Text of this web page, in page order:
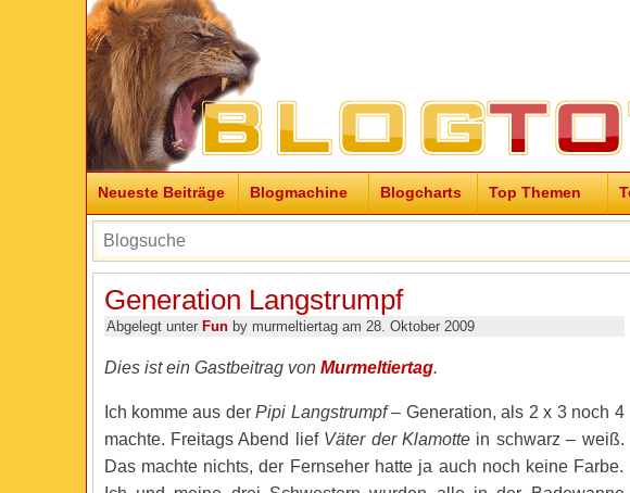
Neueste Beiträge Blogmachine Blogcharts Top Themen
Generation Langstrumpf
Abgelegt unter Funby murmeltiertag am 28. Oktober 2009
Dies ist ein Gastbeitrag von Murmeltiertag.
Ich komme aus derPipi Langstrumpf– Generation, als 2 x 3 noch 4
machte. Freitags Abend liefVäter der Klamottein schwarz – weiß.
Das machte nichts, der Fernseher hatte ja auch noch keine Farbe.